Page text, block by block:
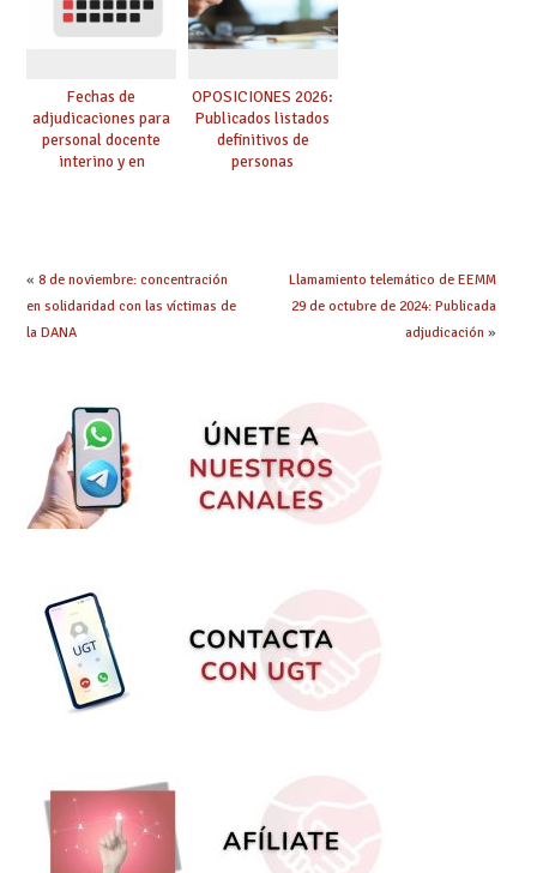
Fechas de
adjudicaciones para
personal docente
interino y en
OPOSICIONES 2026:
Publicados listados
definitivos de
personas
« 8 de noviembre: concentración
en solidaridad con las víctimas de
la DANA
Llamamiento telemático de EEMM
29 de octubre de 2024: Publicada
adjudicación »